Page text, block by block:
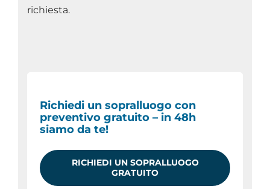
richiesta.
Richiedi un sopralluogo con
preventivo gratuito – in 48h
siamo da te!
RICHIEDI UN SOPRALLUOGO
GRATUITO